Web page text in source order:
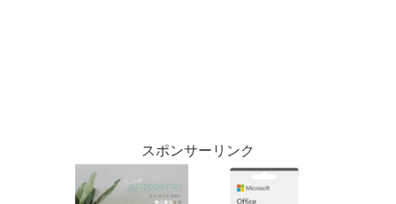
スポンサーリンク